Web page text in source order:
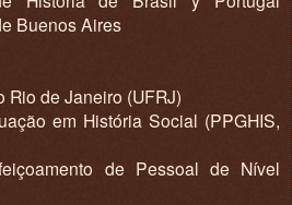
Buenos Aires
Rio de Janeiro (UFRJ)
em História Social (PPGHIS,
de Pessoal de Nível